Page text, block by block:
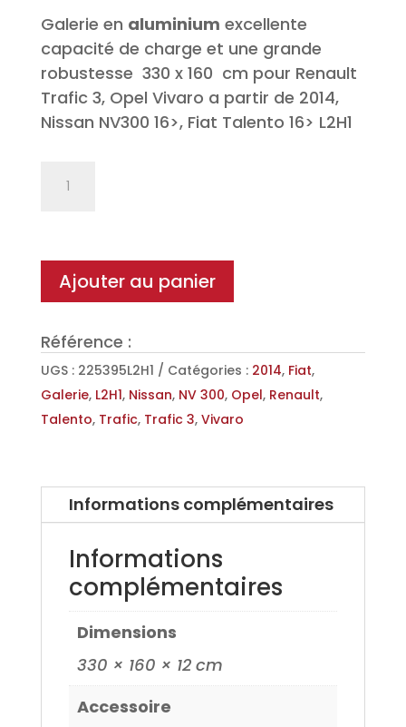
Galerie en aluminium excellente
capacité de charge et une grande
robustesse 330 x 160 cm pour Renault
Trafic 3, Opel Vivaro a partir de 2014,
Nissan NV300 16>, Fiat Talento 16> L2H1
toit
Alu
pour
Renault
Trafic
3,
14>,
Nissan
Talento
Ajouter au panier
Référence :
UGS : 225395L2H1 Catégories : 2014, Fiat,
Galerie, L2H1, Nissan, NV 300, Opel, Renault,
Talento, Trafic, Trafic 3, Vivaro
Informations complémentaires
Informations
complémentaires
Dimensions
330 × 160 × 12 cm
Accessoire